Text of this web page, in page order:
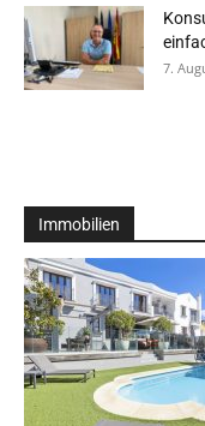
7.
Immobilien